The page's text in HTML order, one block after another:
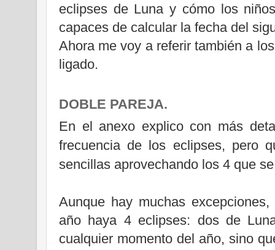
eclipses de Luna y cómo los
capaces de calcular la fecha del
Ahora me voy a referir también a
ligado.
DOBLE PAREJA.
En el anexo explico con más
frecuencia de los eclipses, pero
sencillas aprovechando los 4 que
Aunque hay muchas
año haya 4 eclipses: dos de
cualquier momento del año, sino